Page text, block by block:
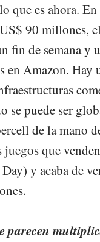
que es ahora.
90 millones,
fin de semana y
en Amazon. Hay
se puede ser
de la mano
juegos que
y acaba de
parecen